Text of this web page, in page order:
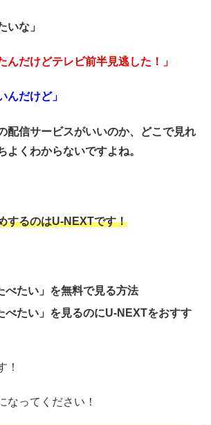
いな」
んだけどテレビ前半見逃した！」
んだけど」
配信サービスがいいのか、どこで見れ
よくわからないですよね。
するのはU-NEXTです！
べたい」を無料で見る方法
べたい」を見るのにU-NEXTをおすす
！
なってください！